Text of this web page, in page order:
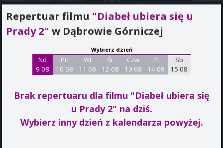
Repertuar filmu "Diabeł ubiera się u
Prady 2" w Dąbrowie Górniczej
Wybierz dzień
Nd
9 08
Pn
10 08
Wt
11 08
Śr
12 08
Czw
13 08
Pt
14 08
Sb
15 08
Brak repertuaru dla filmu "Diabeł ubiera się
u Prady 2" na dziś.
Wybierz inny dzień z kalendarza powyżej.